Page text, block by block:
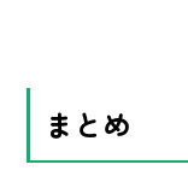
まとめ